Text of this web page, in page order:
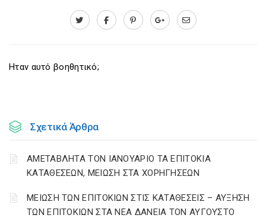
Ηταν αυτό βοηθητικό;
Σχετικά Άρθρα
ΑΜΕΤΑΒΛΗΤΑ ΤΟΝ ΙΑΝΟΥΑΡΙΟ ΤΑ ΕΠΙΤΟΚΙΑ
ΚΑΤΑΘΕΣΕΩΝ, ΜΕΙΩΣΗ ΣΤΑ ΧΟΡΗΓΗΣΕΩΝ
ΜΕΙΩΣΗ ΤΩΝ ΕΠΙΤΟΚΙΩΝ ΣΤΙΣ ΚΑΤΑΘΕΣΕΙΣ – ΑΥΞΗΣΗ
ΤΩΝ ΕΠΙΤΟΚΙΩΝ ΣΤΑ ΝΕΑ ΔΑΝΕΙΑ ΤΟΝ ΑΥΓΟΥΣΤΟ